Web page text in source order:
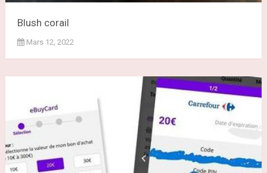
Blush corail
Mars 12, 2022